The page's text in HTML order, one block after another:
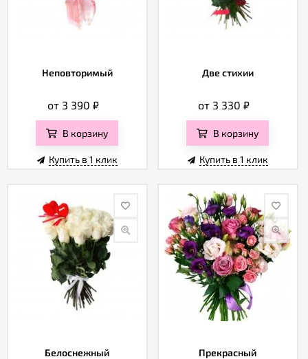
Неповторимый
от 3 390 ₽
В корзину
Купить в 1 клик
Две стихии
от 3 330 ₽
В корзину
Купить в 1 клик
Белоснежный Прекрасный